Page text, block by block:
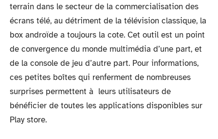
terrain dans le secteur de la commercialisation des
écrans télé, au détriment de la télévision classique, la
box androïde a toujours la cote. Cet outil est un point
de convergence du monde multimédia d’une part, et
de la console de jeu d’autre part. Pour informations,
ces petites boîtes qui renferment de nombreuses
surprises permettent à leurs utilisateurs de
bénéficier de toutes les applications disponibles sur
Play store.